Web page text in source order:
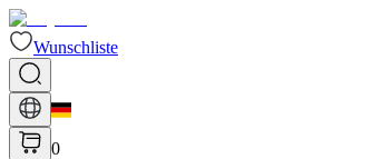
Wunschliste
0